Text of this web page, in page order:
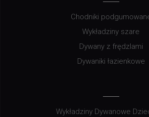
Chodniki
Wykładziny szare
Dywany z frędzlami
Dywaniki łazienkowe
Wykładziny Dywanowe